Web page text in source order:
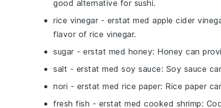
good alternative for sushi.
rice vinegar - erstat med apple cider
flavor of rice vinegar.
sugar - erstat med honey: Honey can
salt - erstat med soy sauce: Soy sauce
nori - erstat med rice paper: Rice paper
fresh fish - erstat med cooked shrimp: